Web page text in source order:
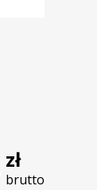
zł
brutto